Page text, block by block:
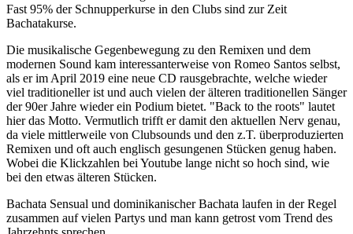
Fast 95% der Schnupperkurse in den Clubs sind zur Zeit
Bachatakurse.
Die musikalische Gegenbewegung zu den Remixen und dem
modernen Sound kam interessanterweise von Romeo Santos selbst,
als er im April 2019 eine neue CD rausgebrachte, welche wieder
viel traditioneller ist und auch vielen der älteren traditionellen Sänger
der 90er Jahre wieder ein Podium bietet. "Back to the roots" lautet
hier das Motto. Vermutlich trifft er damit den aktuellen Nerv genau,
da viele mittlerweile von Clubsounds und den z.T. überproduzierten
Remixen und oft auch englisch gesungenen Stücken genug haben.
Wobei die Klickzahlen bei Youtube lange nicht so hoch sind, wie
bei den etwas älteren Stücken.
Bachata Sensual und dominikanischer Bachata laufen in der Regel
zusammen auf vielen Partys und man kann getrost vom Trend des